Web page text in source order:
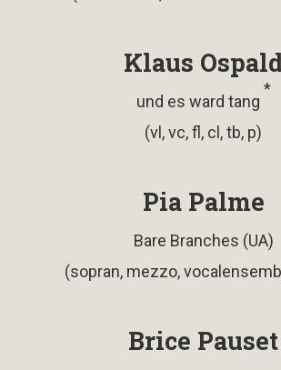
Klaus
und es ward tang
*
(vl, vc, fl, cl, tb, p)
Pia Palme
Bare Branches (UA)
(sopran, mezzo,
Brice Pauset